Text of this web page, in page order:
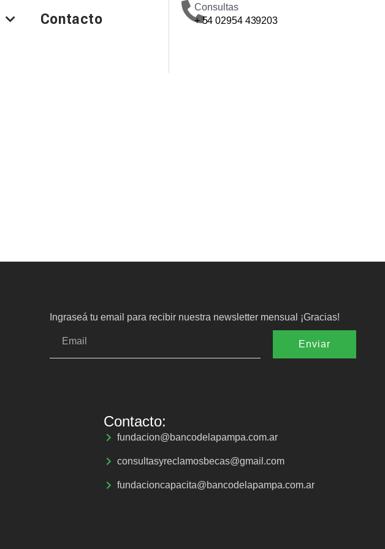
Contacto
Consultas
+ 54 02954 439203
Ingraseá tu email para recibir nuestra newsletter mensual ¡Gracias!
Enviar
Contacto:
fundacion@bancodelapampa.com.ar
consultasyreclamosbecas@gmail.com
fundacioncapacita@bancodelapampa.com.ar